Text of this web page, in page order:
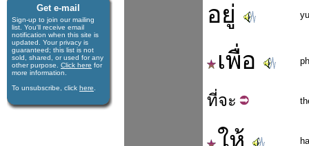
Get e-mail
Sign-up to join our mail­ing
list. You'll receive e­mail
notification when this site is
updated. Your privacy is
guaran­teed; this list is not
sold, shared, or used for any
other purpose. Click here for
more infor­mation.
To unsubscribe, click here
อยู่
เพื่อ
ที่จะ
ให้